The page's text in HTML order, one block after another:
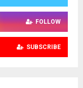
FOLLOW
SUBSCRIBE